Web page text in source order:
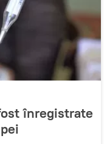
înregistrate